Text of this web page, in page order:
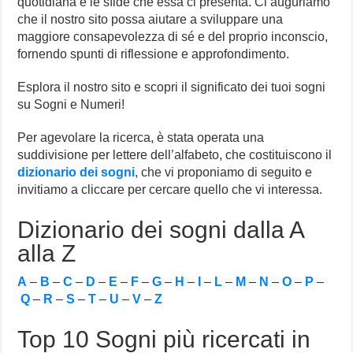
che il nostro sito possa aiutare a sviluppare una
maggiore consapevolezza di sé e del proprio inconscio,
fornendo spunti di riflessione e approfondimento.
Esplora il nostro sito e scopri il significato dei tuoi sogni
su Sogni e Numeri!
Per agevolare la ricerca, è stata operata una
suddivisione per lettere dell’alfabeto, che costituiscono il
dizionario dei sogni, che vi proponiamo di seguito e
invitiamo a cliccare per cercare quello che vi interessa.
Dizionario dei sogni dalla A
alla Z
A – B –C – D – E – F –G– H – – L – M – N –O – P –
Q – R –S –T – U –V –Z
Top 10 Sogni più ricercati in